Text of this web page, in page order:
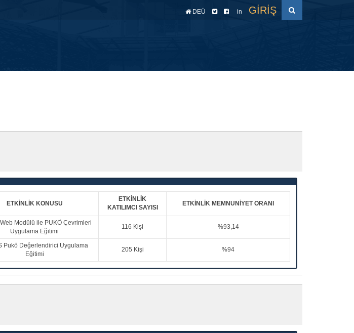
DEÜ in GİRİŞ
ETKİNLİK KONUSU
ETKİNLİK
KATILIMCI SAYISI
ETKİNLİK MEMNUNİYET ORANI
Modülü ile PUKÖ Çevrimleri
Uygulama Eğitimi
116 Kişi %93,14
Pukö Değerlendirici Uygulama
Eğitimi
205 Kişi %94